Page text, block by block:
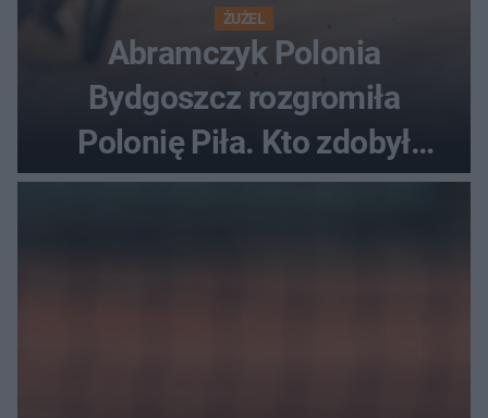
ŻUŻEL
Abramczyk Polonia
Bydgoszcz rozgromiła
Polonię Piła. Kto zdobył
najwięcej punktów?